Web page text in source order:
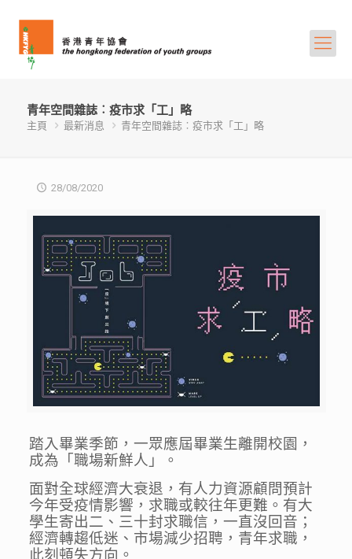
青年空間雜誌︰疫市求「工」略
主頁 最新消息 青年空間雜誌︰疫市求「工」略
28/08/2020
踏入畢業季節，一眾應屆畢業生離開校園，
成為「職場新鮮人」。
面對全球經濟大衰退，有人力資源顧問預計
今年受疫情影響，求職或較往年更難。有大
學生寄出二、三十封求職信，一直沒回音；
經濟轉趨低迷、市場減少招聘，青年求職，
此刻頓失方向。